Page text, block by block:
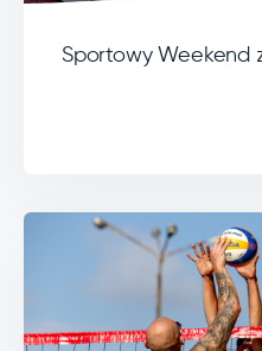
Sportowy Weekend